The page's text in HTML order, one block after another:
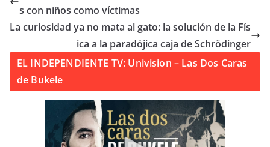
s con niños como víctimas
La curiosidad ya no mata al gato: la solución de la Fís
ica a la paradójica caja de Schrödinger
EL INDEPENDIENTE TV: Univision – Las Dos Caras
de Bukele